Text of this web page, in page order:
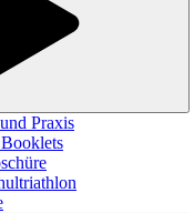
Praxis